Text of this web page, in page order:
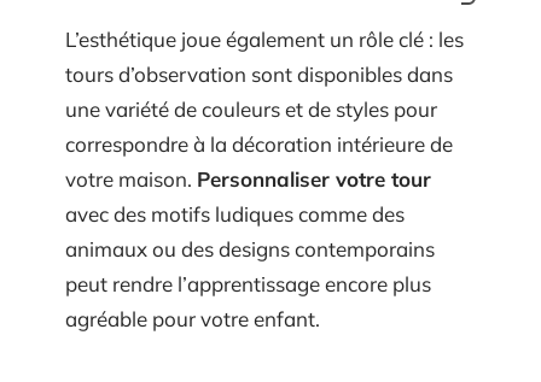
L’esthétique joue également un rôle clé : les
tours d’observation sont disponibles dans
une variété de couleurs et de styles pour
correspondre à la décoration intérieure de
votre maison. Personnaliser votre tour
avec des motifs ludiques comme des
animaux ou des designs contemporains
peut rendre l’apprentissage encore plus
agréable pour votre enfant.